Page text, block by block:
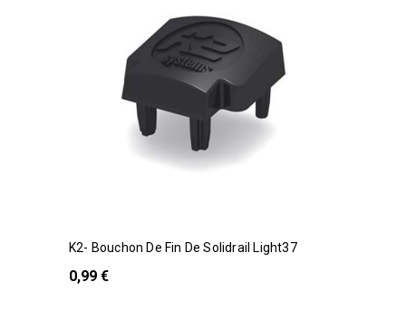
K2- Bouchon De Fin De Solidrail Light37
0,99 €